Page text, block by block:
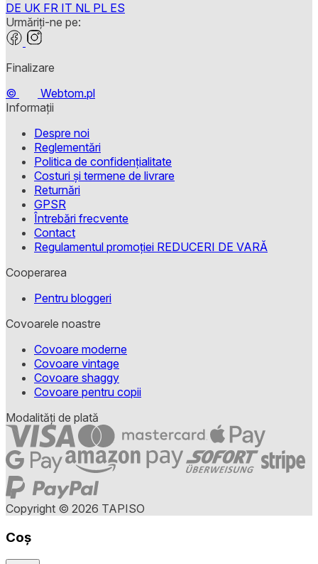
DE UK FR IT NL PL ES
Urmăriți-ne pe:
Finalizare
©
Webtom.pl
Informații
Despre noi
Reglementări
Politica de confidențialitate
Costuri și termene de livrare
Returnări
GPSR
Întrebări frecvente
Contact
Regulamentul promoției REDUCERI DE VARĂ
Cooperarea
Pentru bloggeri
Covoarele noastre
Covoare moderne
Covoare vintage
Covoare shaggy
Covoare pentru copii
Modalități de plată
Copyright © 2026 TAPISO
Coș